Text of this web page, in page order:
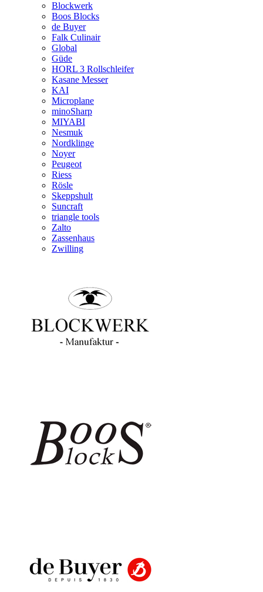
Blockwerk
Boos Blocks
de Buyer
Falk Culinair
Global
Güde
HORL 3 Rollschleifer
Kasane Messer
KAI
Microplane
minoSharp
MIYABI
Nesmuk
Nordklinge
Noyer
Peugeot
Riess
Rösle
Skeppshult
Suncraft
triangle tools
Zalto
Zassenhaus
Zwilling